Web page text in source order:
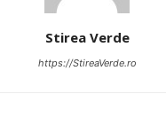
Stirea Verde
https://StireaVerde.ro